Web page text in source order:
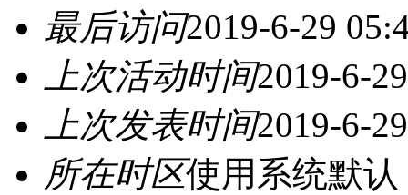
最后访问2019-6-29
上次活动时间2019-6-
上次发表时间2019-6-
所在时区使用系统默认